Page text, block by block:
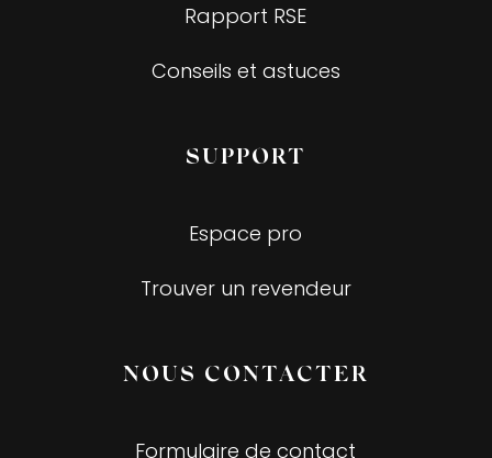
Rapport RSE
Conseils et astuces
SUPPORT
Espace pro
Trouver un revendeur
NOUS CONTACTER
Formulaire de contact